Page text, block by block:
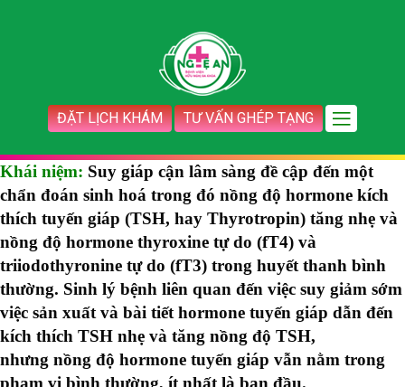
ĐẶT LỊCH KHÁM TƯ VẤN GHÉP TẠNG
Khái niệm: Suy giáp cận lâm sàng đề cập đến một
chẩn đoán sinh hoá trong đó nồng độ hormone kích
thích tuyến giáp (TSH, hay Thyrotropin) tăng nhẹ và
nồng độ hormone thyroxine tự do (fT4) và
triiodothyronine tự do (fT3) trong huyết thanh bình
thường. Sinh lý bệnh liên quan đến việc suy giảm sớm
việc sản xuất và bài tiết hormone tuyến giáp dẫn đến
kích thích TSH nhẹ và tăng nồng độ TSH,
nhưng nồng độ hormone tuyến giáp vẫn nằm trong
phạm vi bình thường, ít nhất là ban đầu.